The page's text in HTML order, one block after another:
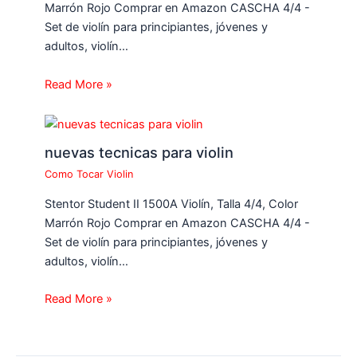
Marrón Rojo Comprar en Amazon CASCHA 4/4 -
Set de violín para principiantes, jóvenes y
adultos, violín…
Read More »
nuevas tecnicas para violin
Como Tocar Violin
Stentor Student II 1500A Violín, Talla 4/4, Color
Marrón Rojo Comprar en Amazon CASCHA 4/4 -
Set de violín para principiantes, jóvenes y
adultos, violín…
Read More »